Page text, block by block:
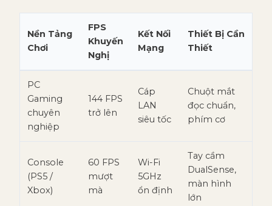
Nền Tảng
Chơi
FPS
Khuyến
Nghị
Kết Nối
Mạng
Thiết Bị Cần
Thiết
PC
Gaming
chuyên
nghiệp
144 FPS
trở lên
Cáp
LAN
siêu tốc
Chuột mắt
đọc chuẩn,
phím cơ
Console
(PS5 /
Xbox)
60 FPS
mượt
mà
Wi-Fi
5GHz
ổn định
Tay cầm
DualSense,
màn hình
lớn